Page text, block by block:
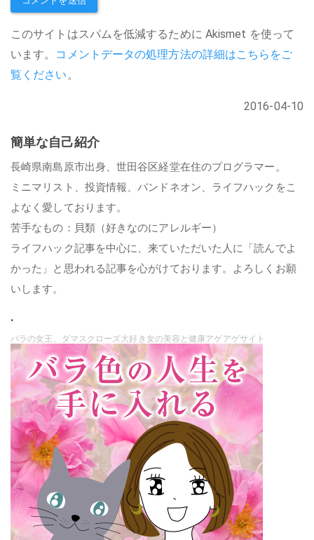
このサイトはスパムを低減するために Akismet を使って
います。 コメントデータの処理方法の詳細はこちらをご
覧ください。
2016-04-10
簡単な自己紹介
長崎県南島原市出身、世田谷区経堂在住のプログラマー。
ミニマリスト、投資情報、バンドネオン、ライフハックをこ
よなく愛しております。
苦手なもの：貝類（好きなのにアレルギー）
ライフハック記事を中心に、来ていただいた人に「読んでよ
かった」と思われる記事を心がけております。よろしくお願
いします。
.
バラの女王、ダマスクローズ大好き女の美容と健康アゲアゲサイト